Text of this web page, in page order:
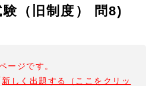
（旧制度） 問8)
ージです。
新しく出題する（ここをクリッ